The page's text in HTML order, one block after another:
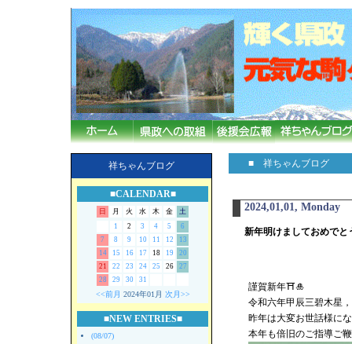
祥ちゃんブログ
■CALENDAR■
日 月 火 水 木 金
土
1
2 3 4 5
6
7
8 9 10 11 12
13
14
15 16 17 18 19
20
21
22 23 24 25 26
27
28
29 30 31
<<前月 2024年01月 次月>>
■NEW ENTRIES■
(08/07)
■ 祥ちゃんブログ
2024,01,01, Monday
新年明けましておめでと
謹賀新年⛩🎍
令和六年甲辰三碧木星
昨年は大変お世話様に
本年も倍旧のご指導ご